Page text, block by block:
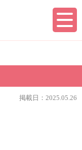
掲載日：2025.05.26